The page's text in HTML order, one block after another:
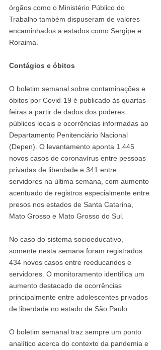
órgãos como o Ministério Público do
Trabalho também dispuseram de valores
encaminhados a estados como Sergipe e
Roraima.
Contágios e óbitos
O boletim semanal sobre contaminações e
óbitos por Covid-19 é publicado às quartas-
feiras a partir de dados dos poderes
públicos locais e ocorrências informadas ao
Departamento Penitenciário Nacional
(Depen). O levantamento aponta 1.445
novos casos de coronavírus entre pessoas
privadas de liberdade e 341 entre
servidores na última semana, com aumento
acentuado de registros especialmente entre
presos nos estados de Santa Catarina,
Mato Grosso e Mato Grosso do Sul.
No caso do sistema socioeducativo,
somente nesta semana foram registrados
434 novos casos entre reeducandos e
servidores. O monitoramento identifica um
aumento destacado de ocorrências
principalmente entre adolescentes privados
de liberdade no estado de São Paulo.
O boletim semanal traz sempre um ponto
analítico acerca do contexto da pandemia e